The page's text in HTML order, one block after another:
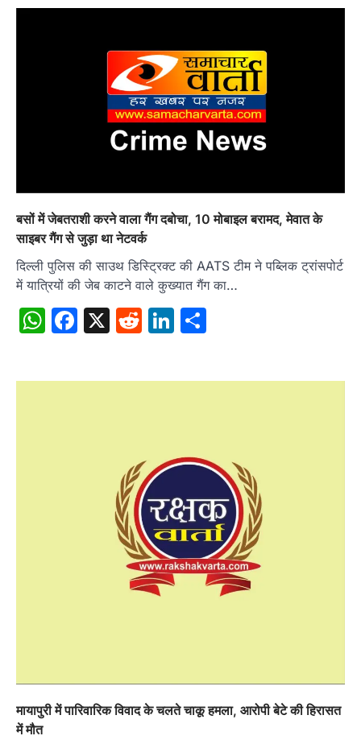
बसों में जेबतराशी करने वाला गैंग दबोचा, 10 मोबाइल बरामद, मेवात के
साइबर गैंग से जुड़ा था नेटवर्क
दिल्ली पुलिस की साउथ डिस्ट्रिक्ट की AATS टीम ने पब्लिक ट्रांसपोर्ट
में यात्रियों की जेब काटने वाले कुख्यात गैंग का…
WhatsApp
Facebook
X RedditLinkedIn
मायापुरी में पारिवारिक विवाद के चलते चाकू हमला, आरोपी बेटे की हिरासत
में मौत